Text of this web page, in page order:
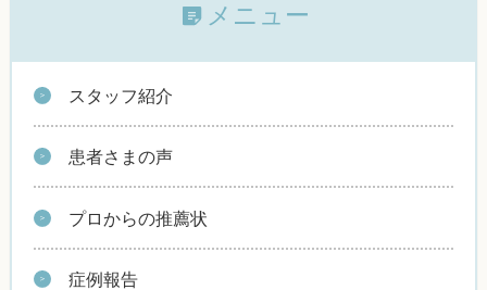
メニュー
スタッフ紹介
患者さまの声
プロからの推薦状
症例報告